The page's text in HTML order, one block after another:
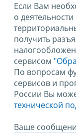
Если Вам
о
получить
сервисом
По вопросам
сервисов и
России Вы
технической
Ваше